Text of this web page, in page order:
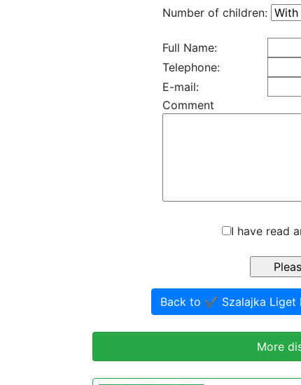
Number of children:
Full Name:
Telephone:
E-mail:
Comment
I have read
Back to ✔️ Szalajka Liget
More